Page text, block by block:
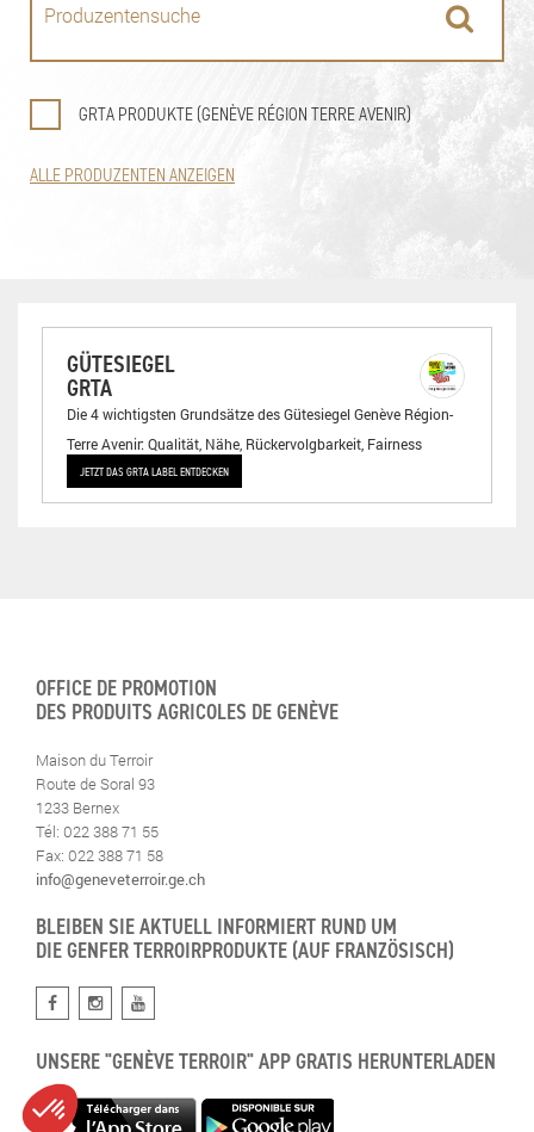
GRTA PRODUKTE (GENÈVE RÉGION TERRE AVENIR)
ALLE PRODUZENTEN ANZEIGEN
GÜTESIEGEL
GRTA
Die 4 wichtigsten Grundsätze des Gütesiegel Genève Région-
Terre Avenir: Qualität, Nähe, Rückervolgbarkeit, Fairness
JETZT DAS GRTA LABEL ENTDECKEN
OFFICE DE PROMOTION
DES PRODUITS AGRICOLES DE GENÈVE
Maison du Terroir
Route de Soral 93
1233 Bernex
Tél: 022 388 71 55
Fax: 022 388 71 58
info@geneveterroir.ge.ch
BLEIBEN SIE AKTUELL INFORMIERT RUND UM
DIE GENFER TERROIRPRODUKTE (AUF FRANZÖSISCH)
UNSERE "GENÈVE TERROIR" APP GRATIS HERUNTERLADEN